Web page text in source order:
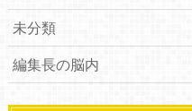
未分類
編集長の脳内